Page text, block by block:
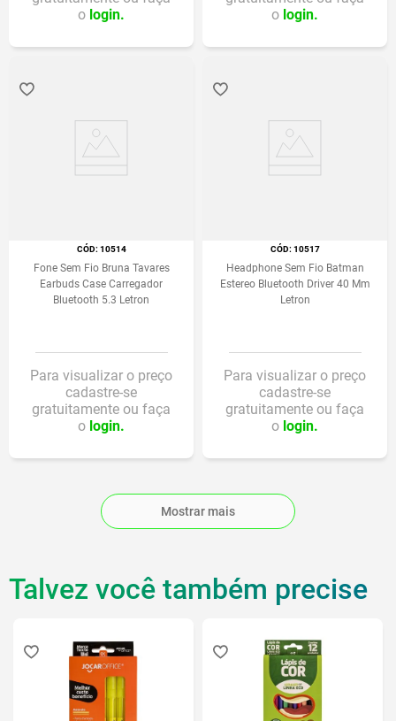
o login.
o login.
:10514
Fone Sem Fio Bruna Tavares
Earbuds Case Carregador
Bluetooth 5.3 Letron
Para visualizar o preço
cadastre-se
gratuitamente ou faça
o login.
:10517
Headphone Sem Fio Batman
Estereo Bluetooth Driver 40 Mm
Letron
Para visualizar o preço
cadastre-se
gratuitamente ou faça
o login.
Mostrar mais
Talvez você também precise